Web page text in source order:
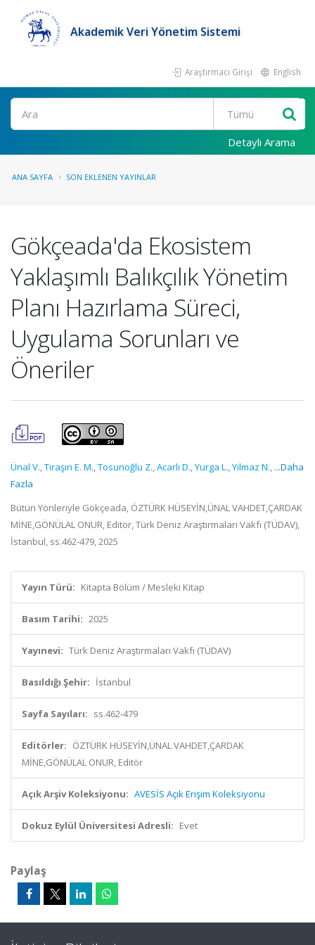
Akademik Veri Yönetim Sistemi
Araştırmacı Girişi English
Ara
Detaylı Arama
ANA SAYFA SON EKLENEN YAYINLAR
Gökçeada'da Ekosistem
Yaklaşımlı Balıkçılık Yönetim
Planı Hazırlama Süreci,
Uygulama Sorunları ve
Öneriler
Ünal V.,Tıraşın E. M.,Tosunoğlu Z.,Acarlı D.,Yurga L.,Yılmaz N., ...Daha
Fazla
Bütün Yönleriyle Gökçeada, ÖZTÜRK HÜSEYİN,ÜNAL VAHDET,ÇARDAK
MİNE,GÖNÜLAL ONUR, Editör, Türk Deniz Araştırmaları Vakfı (TÜDAV),
İstanbul, ss.462-479, 2025
Yayın Türü: Kitapta Bölüm / Mesleki Kitap
Basım Tarihi: 2025
Yayınevi: Türk Deniz Araştırmaları Vakfı (TÜDAV)
Basıldığı Şehir: İstanbul
Sayfa Sayıları: ss.462-479
Editörler: ÖZTÜRK HÜSEYİN,ÜNAL VAHDET,ÇARDAK
MİNE,GÖNÜLAL ONUR, Editör
Açık Arşiv Koleksiyonu: AVESİS Açık Erişim Koleksiyonu
Dokuz Eylül Üniversitesi Adresli: Evet
Paylaş